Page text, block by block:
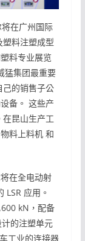
在广州国际
料注塑成型
料专业展览
猛集团最重要
己的销售子公
备。 这些产
昆山生产工
料上料机 和
在全电动射
LSR 应用。
kN，配备
的注塑单元
工业的连接器